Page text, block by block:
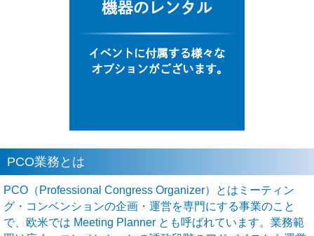
PCO業務とは
PCO（Professional Congress Organizer）とはミーティン
グ・コンベンションの企画・運営を専門にする事業のこと
で、欧米では Meeting Planner とも呼ばれています。業務範